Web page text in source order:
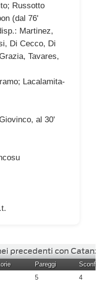
Russotto
(dal 76'
Martinez,
Di Cecco, Di
Tavares,
Lacalamita-
al 30'
precedenti con
Pareggi
5
4